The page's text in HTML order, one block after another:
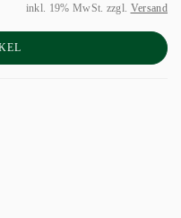
inkl. 19% MwSt. zzgl. Versand